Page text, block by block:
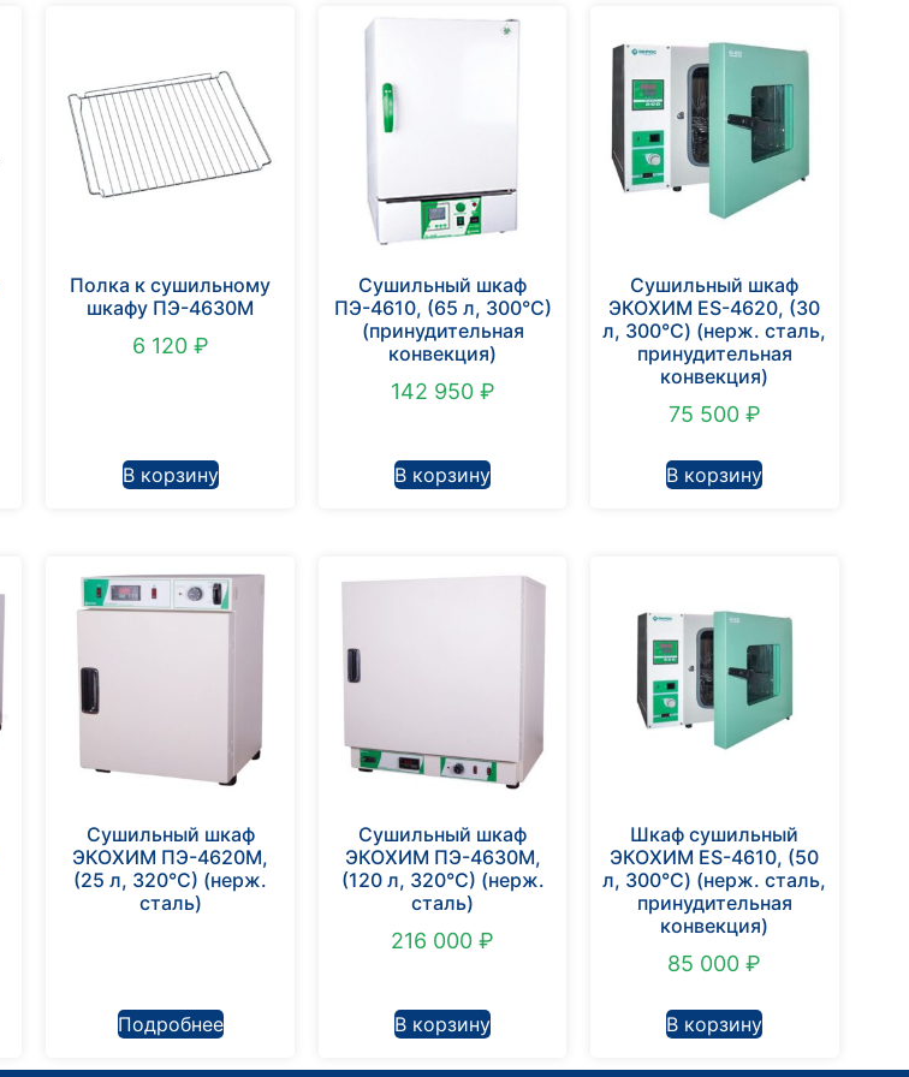
Полка к сушильному
шкафу ПЭ-4630М
6 120 ₽
В корзину
Сушильный шкаф
ПЭ-4610, (65 л, 300°С)
(принудительная
конвекция)
142 950 ₽
В корзину
Сушильный шкаф
ЭКОХИМ ES-4620, (30
л, 300°С) (нерж. сталь,
принудительная
конвекция)
75 500 ₽
В корзину
Сушильный шкаф
ЭКОХИМ ПЭ-4620М,
(25 л, 320°С) (нерж.
сталь)
Подробнее
Сушильный шкаф
ЭКОХИМ ПЭ-4630М,
(120 л, 320°С) (нерж.
сталь)
216 000₽
В корзину
Шкаф сушильный
ЭКОХИМ ES-4610, (50
л, 300°С) (нерж. сталь,
принудительная
конвекция)
85 000₽
В корзину